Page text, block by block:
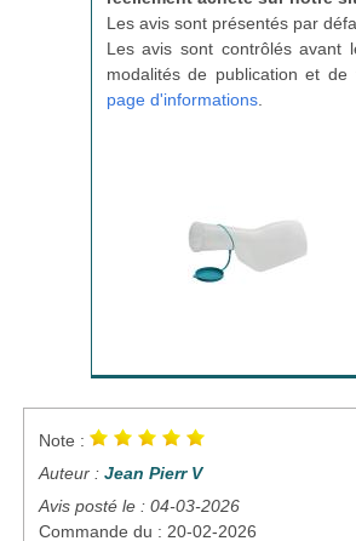
Les avis sont présentés par
Les avis sont contrôlés avant
modalités de publication et
page d'informations.
Note :
Auteur : Jean Pierr V
Avis posté le : 04-03-2026
Commande du : 20-02-2026